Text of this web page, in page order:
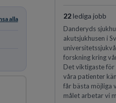
alla 22lediga jobb
Danderyds
akutsjukhusen i
forskning kring
Det viktigaste
våra patienter
får bästa möjliga
målet arbetar vi